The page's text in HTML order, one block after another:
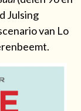
Julsing
van Lo